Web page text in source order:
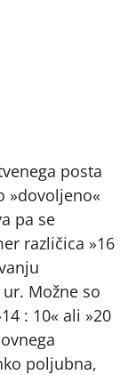
posta
»dovoljeno«
pa se
različica »16
Možne so
: 10« ali »20
poljubna,